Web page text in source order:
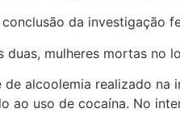
conclusão da investigação
duas, mulheres mortas no
de alcoolemia realizado
ao uso de cocaína. No